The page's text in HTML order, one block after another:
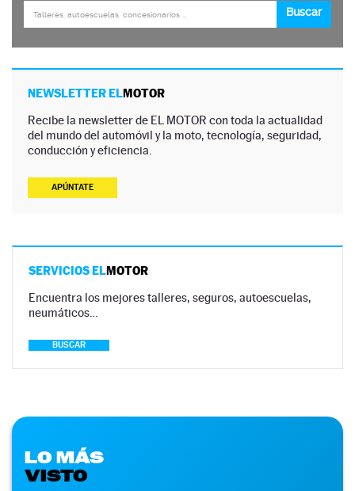
NEWSLETTER ELMOTOR
Recibe la newsletter de EL MOTOR con toda la actualidad
del mundo del automóvil y la moto, tecnología, seguridad,
conducción y eficiencia.
APÚNTATE
SERVICIOS ELMOTOR
Encuentra los mejores talleres, seguros, autoescuelas,
neumáticos…
BUSCAR
LO MÁS
VISTO